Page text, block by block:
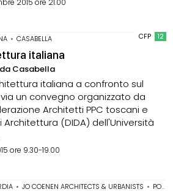
2015 ore 21.00
CFP 12
• CASABELLA
italiana
Casabella
italiana a confronto sul
un convegno organizzato da
Architetti PPC toscani e
(DIDA) dell'Università
ore 9.30-19.00
• JO COENEN ARCHITECTS & URBANISTS • POLITECNICO DI MILANO